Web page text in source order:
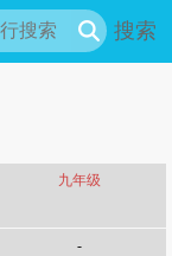
搜索
九年级
-